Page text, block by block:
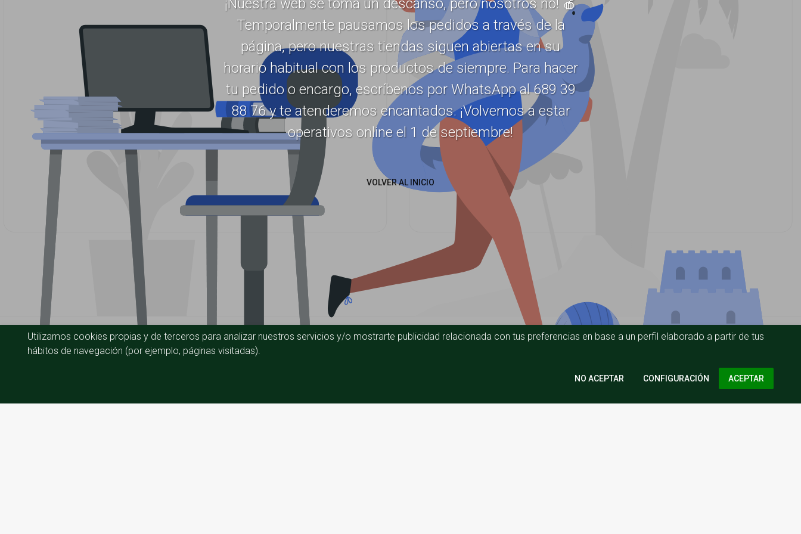
Temporalmente pausamos los pedidos a través de la
página, pero nuestras tiendas siguen abiertas en su
horario habitual con los productos de siempre. Para hacer
tu pedido o encargo, escríbenos por WhatsApp al 689 39
88 76 y te atenderemos encantados. ¡Volvemos a estar
operativos online el 1 de septiembre!
VOLVER AL INICIO
Utilizamos cookies propias y de terceros para analizar nuestros servicios y/o mostrarte publicidad relacionada con tus preferencias en base a un perfil elaborado a partir de tus
hábitos de navegación (por ejemplo, páginas visitadas).
CONFIGURACIÓN